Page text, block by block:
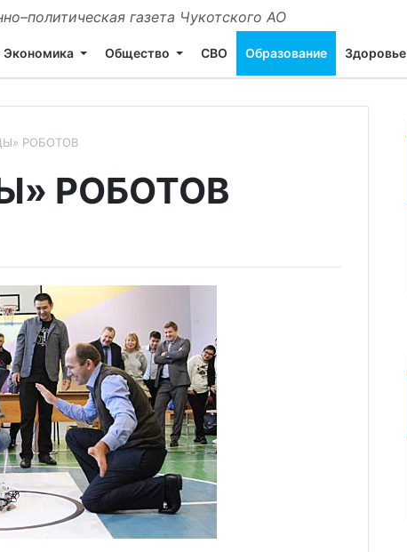
газета Чукотского АО
Экономика Общество СВО Образование Здоровье
РОБОТОВ
РОБОТОВ